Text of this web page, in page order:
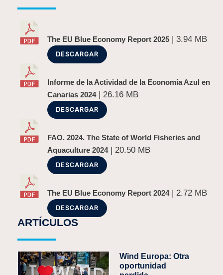
The EU Blue Economy Report 2025 | 3.94 MB
DESCARGAR
Informe de la Actividad de la Economía Azul en
Canarias 2024| 26.16 MB
DESCARGAR
FAO. 2024. The State of World Fisheries and
Aquaculture 2024| 20.50 MB
DESCARGAR
The EU Blue Economy Report 2024| 2.72 MB
DESCARGAR
ARTÍCULOS
Wind Europa: Otra
oportunidad